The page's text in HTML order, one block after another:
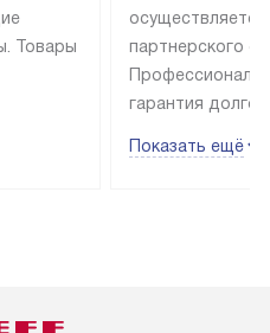
Товары
партнерского
гарантия
и Санкт-
Показать ещё